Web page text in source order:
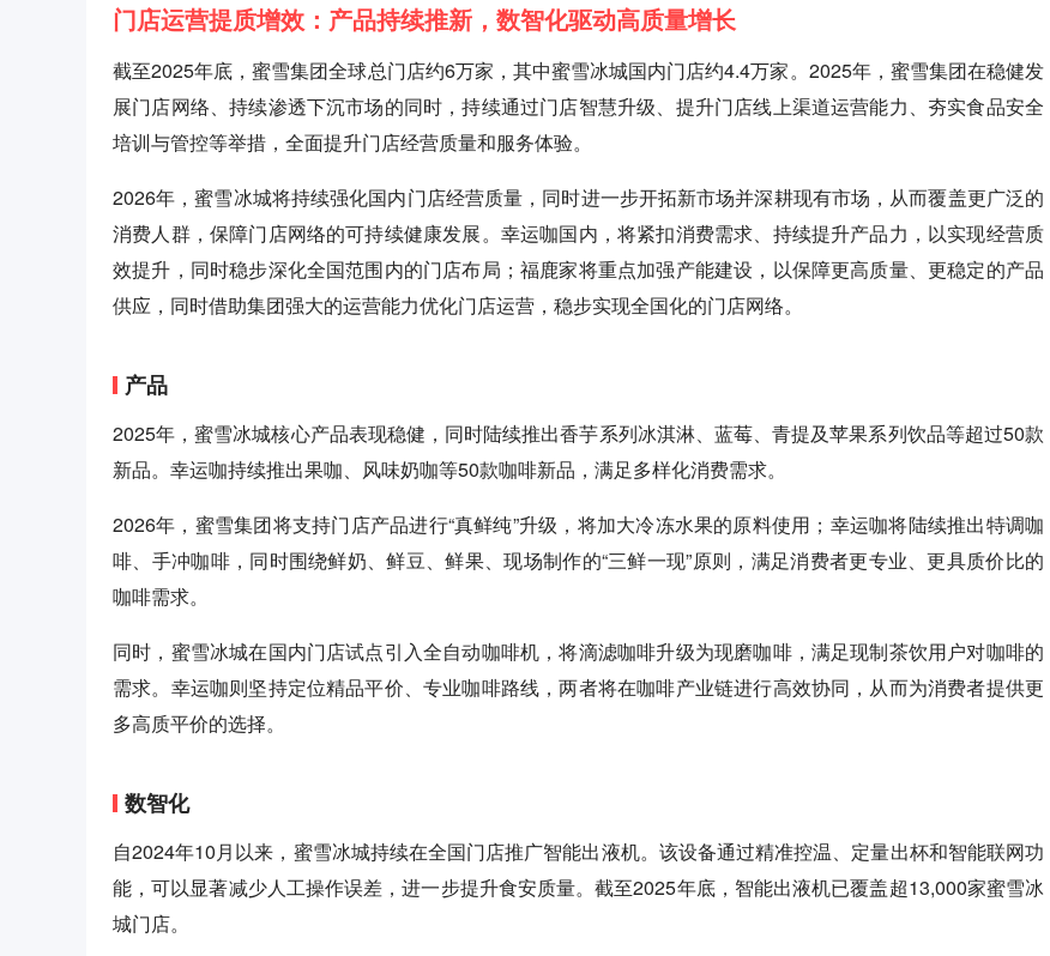
门店运营提质增效：产品持续推新，数智化驱动高质量增长
截至2025年底，蜜雪集团全球总门店约6万家，其中蜜雪冰城国内门店约4.4万家。2025年，蜜雪集团在稳健发
展门店网络、持续渗透下沉市场的同时，持续通过门店智慧升级、提升门店线上渠道运营能力、夯实食品安全
培训与管控等举措，全面提升门店经营质量和服务体验。
2026年，蜜雪冰城将持续强化国内门店经营质量，同时进一步开拓新市场并深耕现有市场，从而覆盖更广泛的
消费人群，保障门店网络的可持续健康发展。幸运咖国内，将紧扣消费需求、持续提升产品力，以实现经营质
效提升，同时稳步深化全国范围内的门店布局；福鹿家将重点加强产能建设，以保障更高质量、更稳定的产品
供应，同时借助集团强大的运营能力优化门店运营，稳步实现全国化的门店网络。
产品
2025年，蜜雪冰城核心产品表现稳健，同时陆续推出香芋系列冰淇淋、蓝莓、青提及苹果系列饮品等超过50款
新品。幸运咖持续推出果咖、风味奶咖等50款咖啡新品，满足多样化消费需求。
2026年，蜜雪集团将支持门店产品进行“真鲜纯”升级，将加大冷冻水果的原料使用；幸运咖将陆续推出特调咖
啡、手冲咖啡，同时围绕鲜奶、鲜豆、鲜果、现场制作的“三鲜一现”原则，满足消费者更专业、更具质价比的
咖啡需求。
同时，蜜雪冰城在国内门店试点引入全自动咖啡机，将滴滤咖啡升级为现磨咖啡，满足现制茶饮用户对咖啡的
需求。幸运咖则坚持定位精品平价、专业咖啡路线，两者将在咖啡产业链进行高效协同，从而为消费者提供更
多高质平价的选择。
数智化
自2024年10月以来，蜜雪冰城持续在全国门店推广智能出液机。该设备通过精准控温、定量出杯和智能联网功
能，可以显著减少人工操作误差，进一步提升食安质量。截至2025年底，智能出液机已覆盖超13,000家蜜雪冰
城门店。